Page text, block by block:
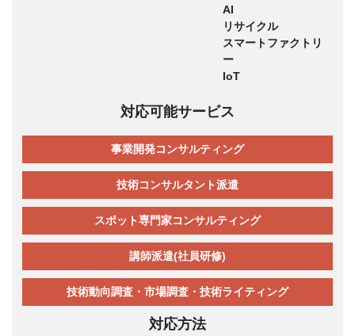
AI
リサイクル
スマートファクトリ
ー
IoT
対応可能サービス
事業開発コンサルティング
技術コンサルタント派遣
スポット専門家コンサルティング
講師派遣(社員研修)
技術動向調査・市場調査・技術ライティング
対応方法